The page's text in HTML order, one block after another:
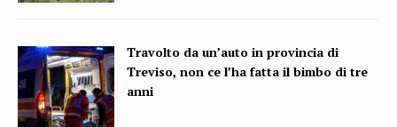
Travolto da un’auto in provincia di
Treviso, non ce l’ha fatta il bimbo di tre
anni